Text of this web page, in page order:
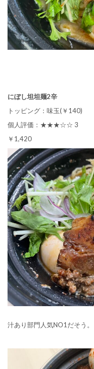
にぼし坦坦麺2辛
トッピング：味玉(￥140)
個人評価：★★★☆☆ 3
￥1,420
汁あり部門人気NO1だそう。